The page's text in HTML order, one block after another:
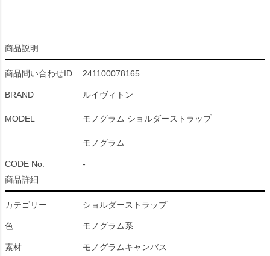
商品説明
商品問い合わせID 241100078165
BRAND ルイヴィトン
MODEL モノグラム ショルダーストラップ
モノグラム
CODE No.
-
商品詳細
カテゴリー ショルダーストラップ
色 モノグラム系
素材
モノグラムキャンバス